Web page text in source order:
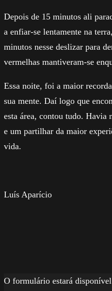
Depois de 15 minutos ali
a enfiar-se lentamente na
minutos nesse deslizar para
vermelhas mantiveram-se
Essa noite, foi a maior
sua mente. Daí logo que
esta área, contou tudo. Havia
e um partilhar da maior
vida.
Luís Aparício
O formulário estará